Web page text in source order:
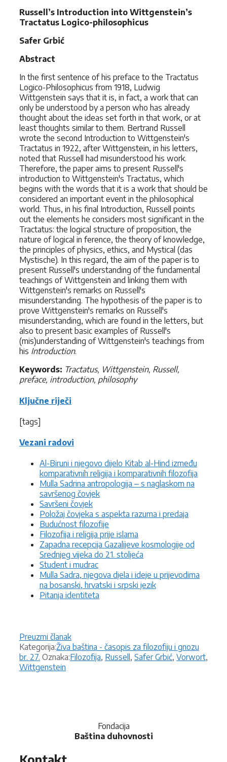
Russell ’s Introduction into Wittgenstein’s
Tractatus Logico-philosophicus
Safer Grbić
Abstract
In the first sentence of his preface to the Tractatus
Logico-Philosophicus from 1918, Ludwig
Wittgenstein says that it is, in fact, a work that can
only be understood by a person who has already
thought about the ideas set forth in that work, or at
least thoughts similar to them. Bertrand Russell
wrote the second Introduction to Wittgenstein's
Tractatus in 1922, after Wittgenstein, in his letters,
noted that Russell had misunderstood his work.
Therefore, the paper aims to present Russell's
introduction to Wittgenstein's Tractatus, which
begins with the words that it is a work that should be
considered an important event in the philosophical
world. Thus, in his final Introduction, Russell points
out the elements he considers most significant in the
Tractatus: the logical structure of proposition, the
nature of logical in ference, the theory of knowledge,
the principles of physics, ethics, and Mystical (das
Mystische). In this regard, the aim of the paper is to
present Russell's understanding of the fundamental
teachings of Wittgenstein and linking them with
Wittgenstein's remarks on Russell's
misunderstanding. The hypothesis of the paper is to
prove Wittgenstein's remarks on Russell's
misunderstanding, which are found in the letters, but
also to present basic examples of Russell's
(mis)understanding of Wittgenstein's teachings from
his Introduction.
Keywords: Tractatus, Wittgenstein, Russell,
preface, introduction, philosophy
Ključne riječi
[tags]
Vezani radovi
Al-Biruni i njegovo dijelo Kitab al-Hind između
komparativnih religija i komparativnih filozofija
Mulla Sadrina antropologija ‒ s naglaskom na
savršenog čovjek
Savršeni čovjek
Položaj čovjeka s aspekta razuma i predaja
Budućnost filozofije
Filozofija i religija prije islama
Zapadna recepcija Gazalijeve kosmologije od
Srednjeg vijeka do 21. stoljeća
Student i mudrac
Mulla Sadra, njegova djela i ideje u prijevodima
na bosanski, hrvatski i srpski jezik
Pitanja identiteta
Preuzmi članak
Kategorija:Kategorije
Živa baština - časopis za filozofiju i gnozu
br. 27. Oznaka:Oznake
Filozofija, Russell , Safer Grbić, Vorwort,
Wittgenstein
Fondacija
Baština duhovnosti